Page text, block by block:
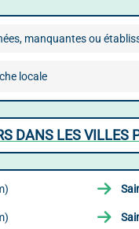
manquantes ou
locale
DANS LES VILLES